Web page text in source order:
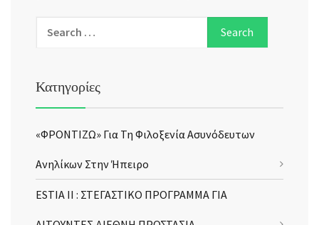
Κατηγορίες
«ΦΡΟΝΤΙΖΩ» Για Τη Φιλοξενία Ασυνόδευτων
Ανηλίκων Στην Ήπειρο
ESTIA II : ΣΤΕΓΑΣΤΙΚΟ ΠΡΟΓΡΑΜΜΑ ΓΙΑ